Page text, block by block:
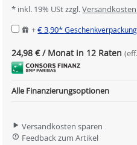
* inkl. 19% USt zzgl.Versandkosten
+€ 3,90*Geschenkverpackung
24,98 € / Monat in 12 Raten
Alle Finanzierungsoptionen
Versandkosten sparen
Feedback zum Artikel